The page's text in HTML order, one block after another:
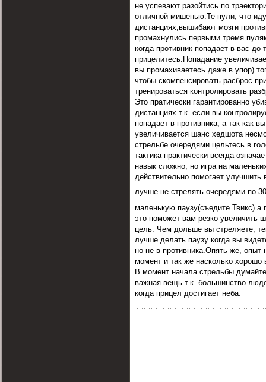
не успевают разойтись по
отличной мишенью.Те пули, что
дистанциях,вышибают мозги
промахнулись первыми тремя
когда противник попадает в вас до
прицелитесь.Попадание
вы промахиваетесь даже в упор)
чтобы скомпенсировать расброс
тренироваться контролировать
Это пратически гарантированно
дистанциях т.к. если вы
попадает в противника, а так как
увеличивается шанс хедшота
стрельбе очередями цельтесь в
тактика практически всегда
навык сложно, но игра на
действительно помогает
лучше не стрелять очередями по
маленькую паузу(съедите Твикс) а
это поможет вам резко увеличить
цель. Чем дольше вы стреляете,
лучше делать паузу когда вы
но не в противника.Опять же, опыт
момент и так же насколько
В момент начала стрельбы
важная вещь т.к. большинство
когда прицел достигает неба.